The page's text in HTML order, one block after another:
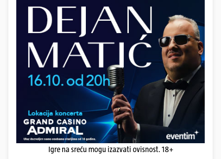
Igre na sreću mogu izazvati ovisnost. 18+